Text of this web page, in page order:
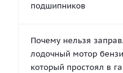
подшипников
Почему нельзя
лодочный мотор
который простоял в